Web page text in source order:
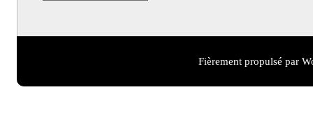
Fièrement propulsé par